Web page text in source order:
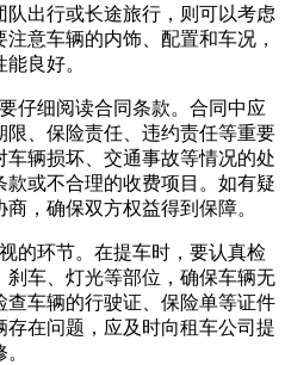
出行或长途旅行，则可以考虑
意车辆的内饰、配置和车况，
良好。
仔细阅读合同条款。合同中应
、保险责任、违约责任等重要
辆损坏、交通事故等情况的处
或不合理的收费项目。如有疑
，确保双方权益得到保障。
的环节。在提车时，要认真检
车、灯光等部位，确保车辆无
车辆的行驶证、保险单等证件
在问题，应及时向租车公司提